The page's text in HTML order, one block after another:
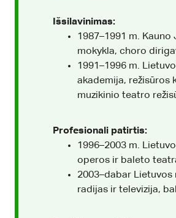
Išsilavinimas:
1987–1991 m. Kauno
mokykla, choro
1991–1996 m.
akademija, režisūros
muzikinio teatro
Profesionali patirtis:
1996–2003 m.
operos ir baleto
2003–dabar Lietuvos
radijas ir televizija,